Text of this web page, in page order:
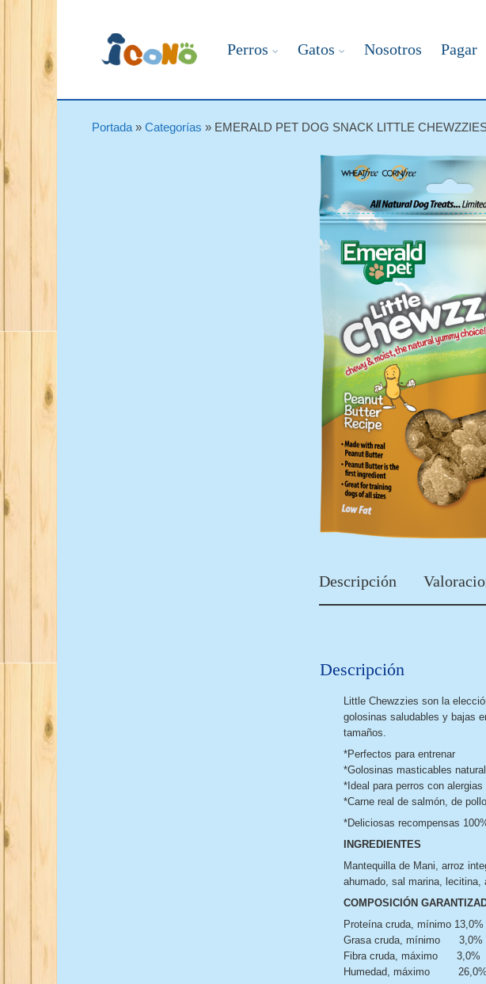
Perros Gatos Nosotros Pagar
Portada » Categorías » EMERALD PET DOG SNACK LITTLE
Descripción
Descripción
Little Chewzzies son la
golosinas saludables y bajas
tamaños.
*Perfectos para entrenar
*Golosinas masticables
*Ideal para perros con alergias
*Carne real de salmón, de
*Deliciosas recompensas
INGREDIENTES
Mantequilla de Mani, arroz
ahumado, sal marina,
COMPOSICIÓN
Proteína cruda, mínimo 13,0%
Grasa cruda, mínimo 3,0%
Fibra cruda, máximo 3,0%
Humedad, máximo 26,0%